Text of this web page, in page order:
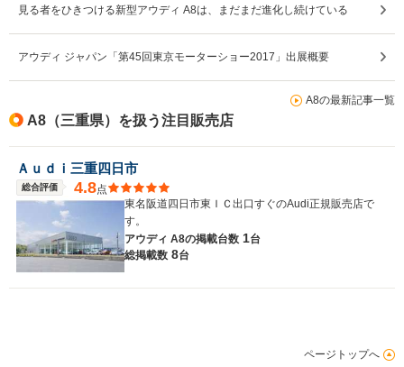
見る者をひきつける新型アウディ A8は、まだまだ進化し続けている
アウディ ジャパン「第45回東京モーターショー2017」出展概要
A8の最新記事一覧
A8（三重県）を扱う注目販売店
Ａｕｄｉ三重四日市
総合評価 4.8点
東名阪道四日市東ＩＣ出口すぐのAudi正規販売店で
す。
アウディ A8の掲載台数 1台
総掲載数 8台
ページトップへ